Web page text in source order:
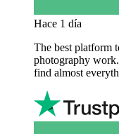
Hace 1 día
The best platform
photography
find almost